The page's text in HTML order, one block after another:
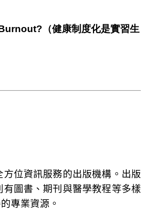
（健康制度化是實習生
位資訊服務的出版機構。出版
圖書、期刊與醫學教程等多樣
專業資源。